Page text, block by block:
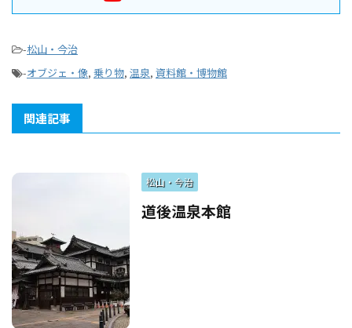
-松山・今治
-オブジェ・像, 乗り物, 温泉, 資料館・博物館
関連記事
松山・今治
道後温泉本館